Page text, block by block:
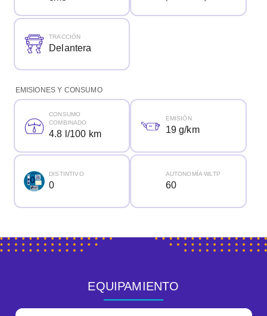
TRACCIÓN
Delantera
EMISIONES Y CONSUMO
CONSUMO
COMBINADO
4.8 l/100 km
EMISIÓN
19 g/km
DISTINTIVO
0
AUTONOMÍA WLTP
60
EQUIPAMIENTO